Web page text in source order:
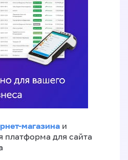
магазина и
платформа для сайта